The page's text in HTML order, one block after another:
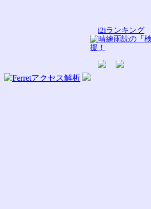
i2iランキング